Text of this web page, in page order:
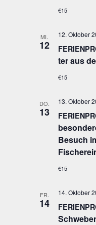
€15
MI.
12
ter aus
12. Oktober
€15
DO.
13
Besuch
13. Oktober
€15
FR.
14
14. Oktober